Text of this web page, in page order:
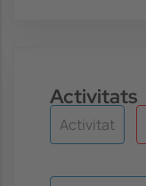
Activitats
Activitat